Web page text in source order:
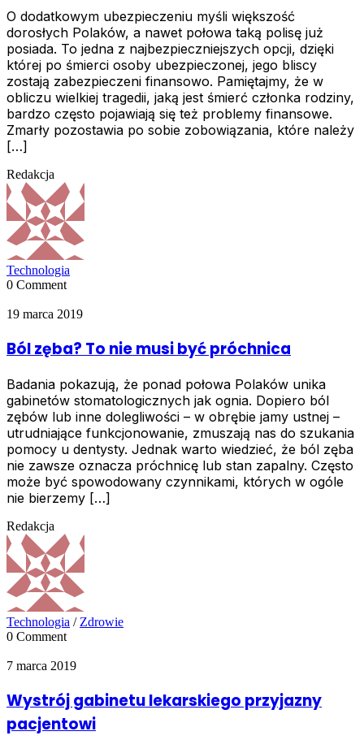
O dodatkowym ubezpieczeniu myśli większość
dorosłych Polaków, a nawet połowa taką polisę już
posiada. To jedna z najbezpieczniejszych opcji, dzięki
której po śmierci osoby ubezpieczonej, jego bliscy
zostają zabezpieczeni finansowo. Pamiętajmy, że w
obliczu wielkiej tragedii, jaką jest śmierć członka rodziny,
bardzo często pojawiają się też problemy finansowe.
Zmarły pozostawia po sobie zobowiązania, które należy
[…]
Redakcja
Technologia
0 Comment
19 marca 2019
Ból zęba? To nie musi być próchnica
Badania pokazują, że ponad połowa Polaków unika
gabinetów stomatologicznych jak ognia. Dopiero ból
zębów lub inne dolegliwości – w obrębie jamy ustnej –
utrudniające funkcjonowanie, zmuszają nas do szukania
pomocy u dentysty. Jednak warto wiedzieć, że ból zęba
nie zawsze oznacza próchnicę lub stan zapalny. Często
może być spowodowany czynnikami, których w ogóle
nie bierzemy […]
Redakcja
Technologia / Zdrowie
0 Comment
7 marca 2019
Wystrój gabinetu lekarskiego przyjazny
pacjentowi